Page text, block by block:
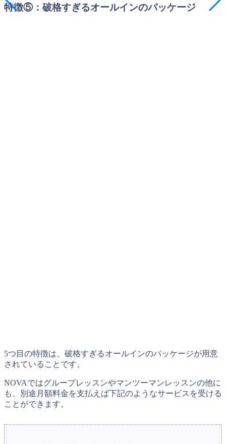
特徴⑤：破格すぎるオールインのパッケージ
5つ目の特徴は、破格すぎるオールインのパッケージが用意
されていることです。
NOVAではグループレッスンやマンツーマンレッスンの他に
も、別途月額料金を支払えば下記のようなサービスを受ける
ことができます。